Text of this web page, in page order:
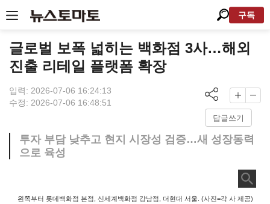
구독
글로벌 보폭 넓히는 백화점 3사…해외
진출 리테일 플랫폼 확장
입력: 2026-07-06 16:24:13
수정: 2026-07-06 16:48:51
답글쓰기
투자 부담 낮추고 현지 시장성 검증…새 성장동력
으로 육성
왼쪽부터 롯데백화점 본점, 신세계백화점 강남점, 더현대 서울. (사진=각 사 제공)